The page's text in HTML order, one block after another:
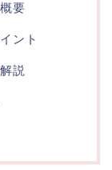
要
ント
説